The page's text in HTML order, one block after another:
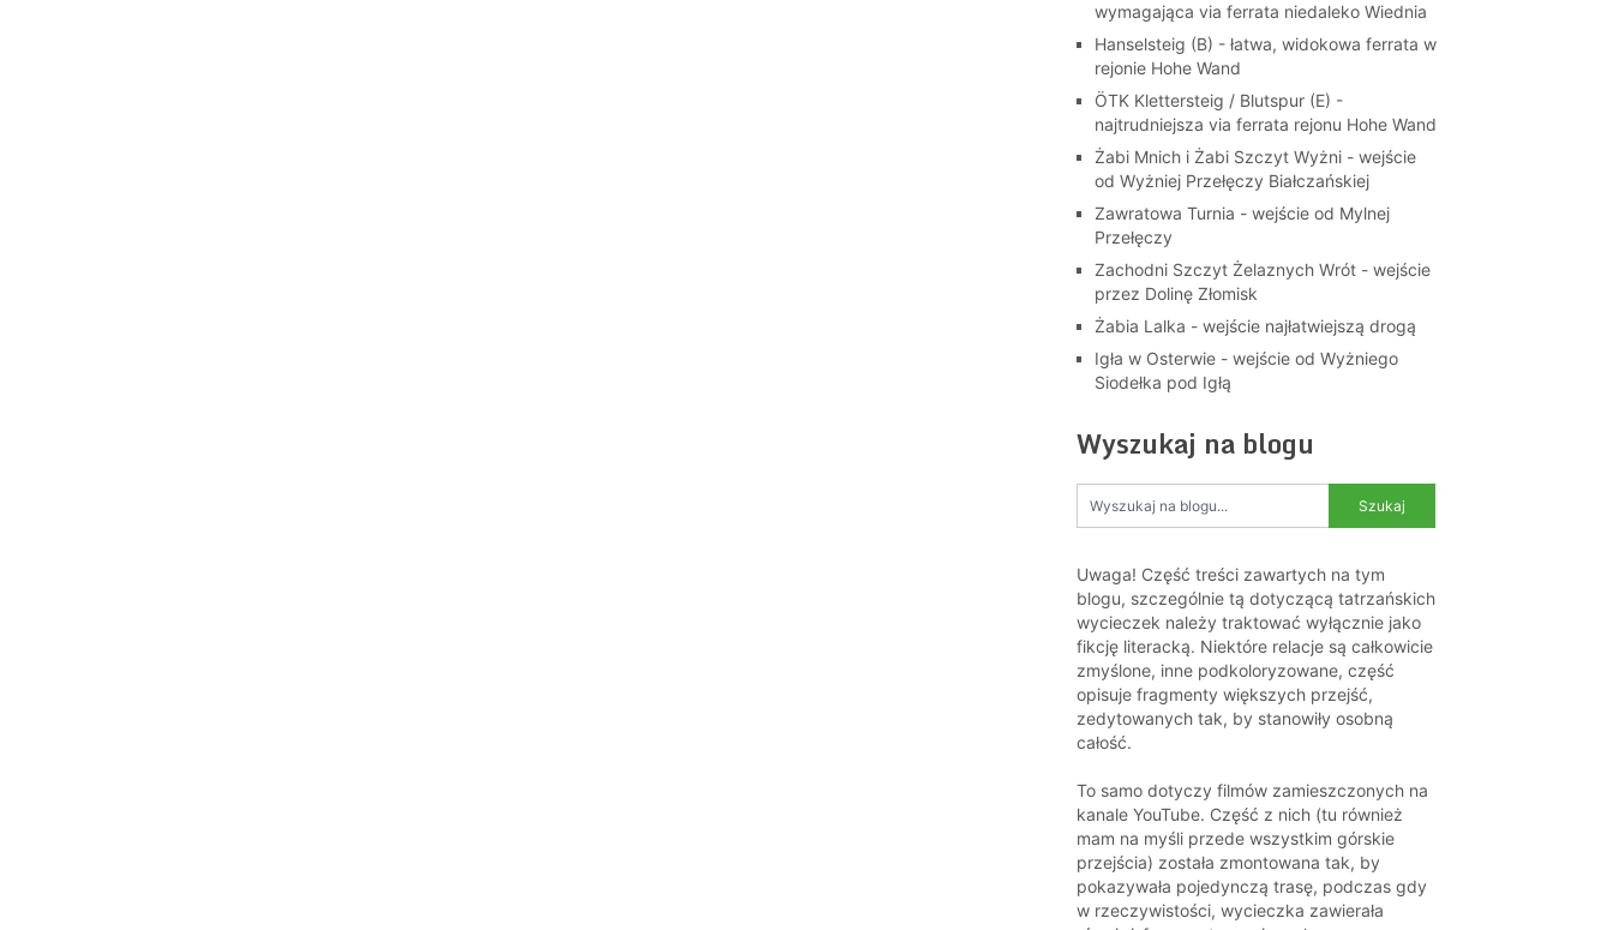
wymagająca via ferrata niedaleko Wiednia
Hanselsteig (B) - łatwa, widokowa ferrata w
rejonie Hohe Wand
ÖTK Klettersteig / Blutspur (E) -
najtrudniejsza via ferrata rejonu Hohe Wand
Żabi Mnich i Żabi Szczyt Wyżni - wejście
od Wyżniej Przełęczy Białczańskiej
Zawratowa Turnia - wejście od Mylnej
Przełęczy
Zachodni Szczyt Żelaznych Wrót - wejście
przez Dolinę Złomisk
Żabia Lalka - wejście najłatwiejszą drogą
Igła w Osterwie - wejście od Wyżniego
Siodełka pod Igłą
Wyszukaj na blogu
Uwaga! Część treści zawartych na tym
blogu, szczególnie tą dotyczącą tatrzańskich
wycieczek należy traktować wyłącznie jako
fikcję literacką. Niektóre relacje są całkowicie
zmyślone, inne podkoloryzowane, część
opisuje fragmenty większych przejść,
zedytowanych tak, by stanowiły osobną
całość.
To samo dotyczy filmów zamieszczonych na
kanale YouTube. Część z nich (tu również
mam na myśli przede wszystkim górskie
przejścia) została zmontowana tak, by
pokazywała pojedynczą trasę, podczas gdy
w rzeczywistości, wycieczka zawierała